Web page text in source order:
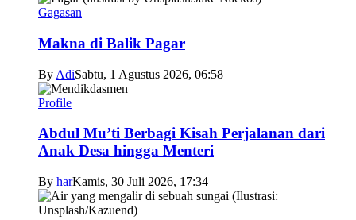
Gagasan
Makna di Balik Pagar
By AdiSabtu, 1 Agustus 2026, 06:58
Profile
Abdul Mu’ti Berbagi Kisah Perjalanan dari
Anak Desa hingga Menteri
By harKamis, 30 Juli 2026, 17:34